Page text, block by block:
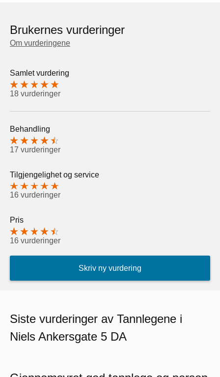
Brukernes vurderinger
Om vurderingene
Samlet vurdering
18 vurderinger
Behandling
17 vurderinger
Tilgjengelighet og service
16 vurderinger
Pris
16 vurderinger
Skriv ny vurdering
Siste vurderinger av Tannlegene i
Niels Ankersgate 5 DA